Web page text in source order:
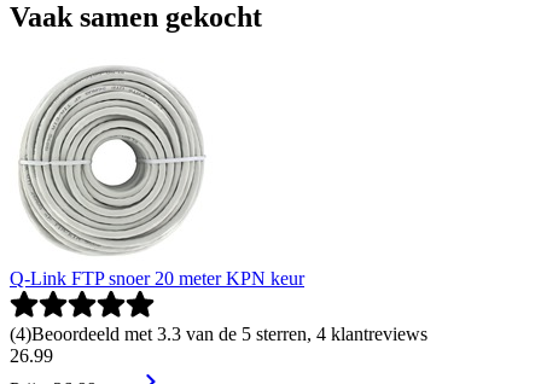
Vaak samen gekocht
Q-Link FTP snoer 20 meter KPN keur
(4)Beoordeeld met 3.3 van de 5 sterren, 4 klantreviews
26.99